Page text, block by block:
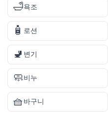
🛁욕조
🧴 로션
🚽 변기
🧼비누
🧺바구니